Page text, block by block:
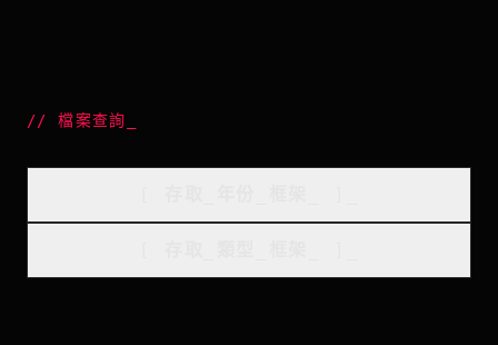
//檔案查詢